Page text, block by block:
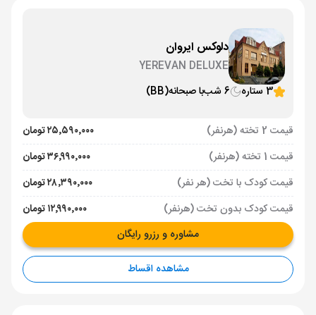
دلوکس ایروان
YEREVAN DELUXE
3 ستاره
6 شب با صبحانه(BB)
قیمت 2 تخته (هرنفر)
۲۵٬۵۹۰٬۰۰۰ تومان
قیمت 1 تخته (هرنفر)
۳۶٬۹۹۰٬۰۰۰ تومان
قیمت کودک با تخت (هر نفر)
۲۸٬۳۹۰٬۰۰۰ تومان
قیمت کودک بدون تخت (هرنفر)
۱۲٬۹۹۰٬۰۰۰ تومان
مشاوره و رزرو رایگان
مشاهده اقساط